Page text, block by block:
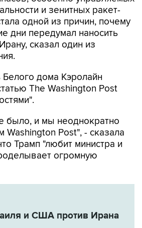
и зенитных ракет-
одной из причин, почему
дни передумал наносить
сказал один из
дома Кэролайн
The Washington Post
было, и мы неоднократно
Washington Post", - сказала
Трамп "любит министра и
огромную
и США против Ирана